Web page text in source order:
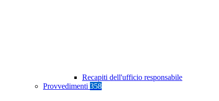
Recapiti dell'ufficio responsabile
Provvedimenti 358